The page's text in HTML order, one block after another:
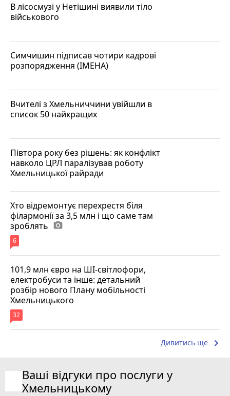
В лісосмузі у Нетішині виявили тіло
військового
Симчишин підписав чотири кадрові
розпорядження (ІМЕНА)
Вчителі з Хмельниччини увійшли в
список 50 найкращих
Півтора року без рішень: як конфлікт
навколо ЦРЛ паралізував роботу
Хмельницької райради
Хто відремонтує перехрестя біля
філармонії за 3,5 млн і що саме там
зроблять photo_camera
6
101,9 млн євро на ШІ-світлофори,
електробуси та інше: детальний
розбір нового Плану мобільності
Хмельницького
32
Дивитись ще keyboard_arrow_right
Ваші відгуки про послуги у
Хмельницькому